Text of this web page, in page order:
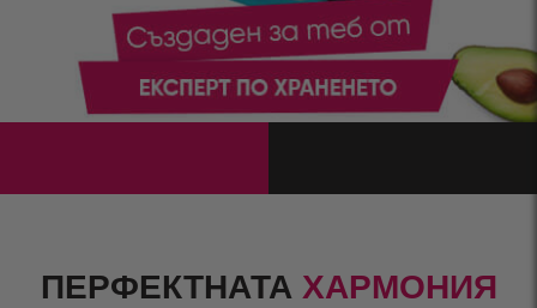
ПЕРФЕКТНАТА ХАРМОНИЯ